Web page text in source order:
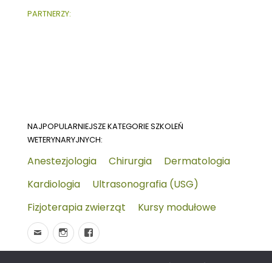
PARTNERZY:
NAJPOPULARNIEJSZE KATEGORIE SZKOLEŃ
WETERYNARYJNYCH:
Anestezjologia Chirurgia
Dermatologia
Kardiologia
Ultrasonografia (USG)
Fizjoterapia zwierząt
Kursy modułowe